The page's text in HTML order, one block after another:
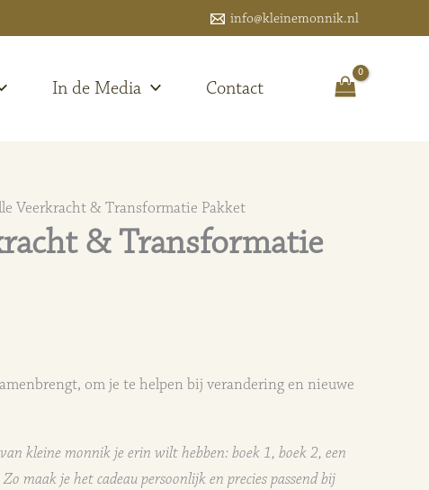
info@kleinemonnik.nl
In de Media Contact
Veerkracht & Transformatie Pakket
& Transformatie
om je te helpen bij verandering en nieuwe
kleine monnik je erin wilt hebben: boek 1, boek 2, een
maak je het cadeau persoonlijk en precies passend bij